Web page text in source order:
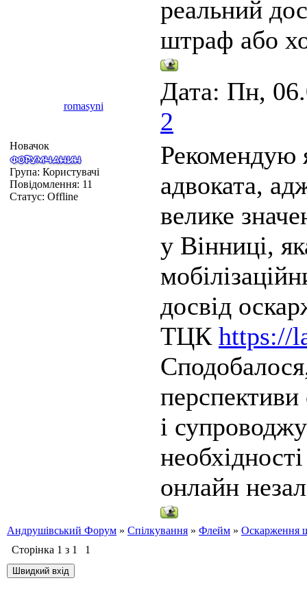
реальний
штраф або
romasyni
Дата: Пн,
2
Новачок
Група: Користувачі
Повідомлення: 11
Статус: Offline
Рекомендую
адвоката,
велике
у Вінниці,
досвід
ТЦК https://
перспективи
і
онлайн
Андрушівський Форум » Спілкування » Флейм » Оскарження
Сторінка 1 з 1 1